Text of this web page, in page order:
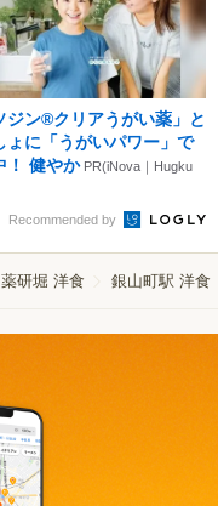
ジン®クリアうがい薬」と
ょに「うがいパワー」で
！ 健やか PR(iNova｜Hugku
Recommended by
薬研堀 洋食 銀山町駅 洋食